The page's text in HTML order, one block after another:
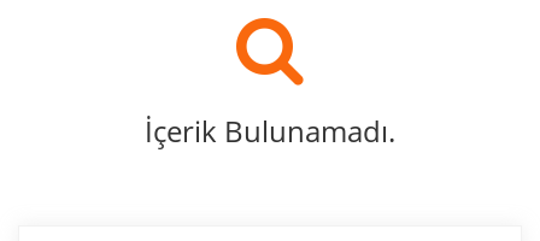
İçerik Bulunamadı.